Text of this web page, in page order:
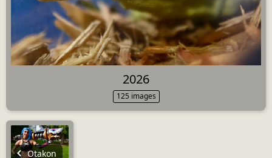
2026
125 images
Otakon